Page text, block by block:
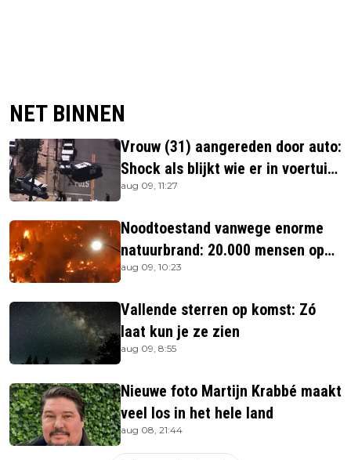
NET BINNEN
Vrouw (31) aangereden door auto:
Shock als blijkt wie er in voertuig
zitten
aug 09, 11:27
Noodtoestand vanwege enorme
natuurbrand: 20.000 mensen op
de vlucht
aug 09, 10:23
Vallende sterren op komst: Zó
laat kun je ze zien
aug 09, 8:55
Nieuwe foto Martijn Krabbé maakt
veel los in het hele land
aug 08, 21:44